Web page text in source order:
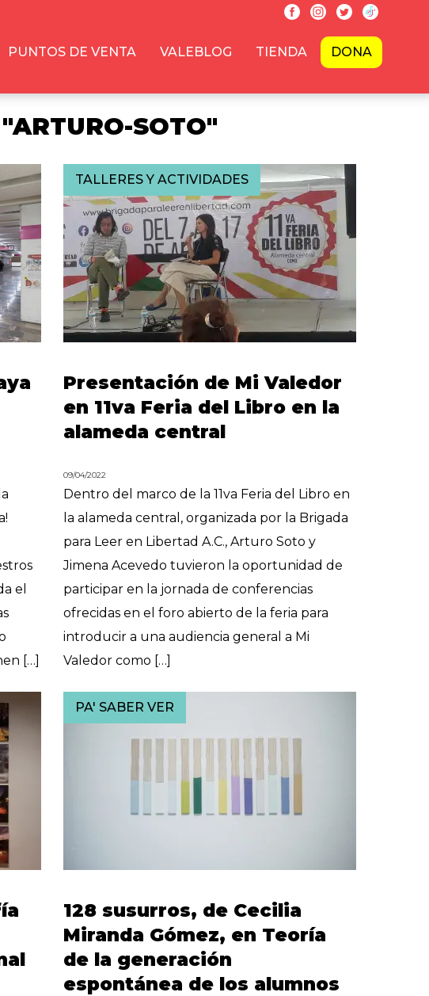
PUNTOS DE VENTA VALEBLOG TIENDA DONA
SOTO"
el
[…]
TALLERES Y ACTIVIDADES
Presentación de Mi Valedor
en 11va Feria del Libro en la
alameda central
09/04/2022
Dentro del marco de la 11va Feria del Libro en
la alameda central, organizada por la Brigada
para Leer en Libertad A.C., Arturo Soto y
Jimena Acevedo tuvieron la oportunidad de
participar en la jornada de conferencias
ofrecidas en el foro abierto de la feria para
introducir a una audiencia general a Mi
Valedor como […]
PA' SABER VER
128 susurros, de Cecilia
Miranda Gómez, en Teoría
de la generación
espontánea de los alumnos